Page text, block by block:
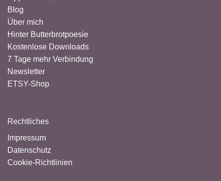
Blog
Über mich
Hinter Butterbrotpoesie
Kostenlose Downloads
7 Tage mehr Verbindung
Newsletter
ETSY-Shop
Rechtliches
Impressum
Datenschutz
Cookie-Richtlinien